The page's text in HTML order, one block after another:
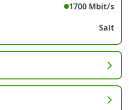
1700 Mbit/s
Salt